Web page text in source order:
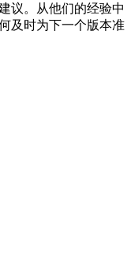
议。从他们的经验中
及时为下一个版本准